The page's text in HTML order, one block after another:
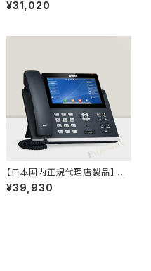
Bluetooth対応】 82M89AA H
¥31,020
【日本国内正規代理店製品】 SI
P-T48U Yealink ギガビット IP
電話機 SIP電話機
¥39,930